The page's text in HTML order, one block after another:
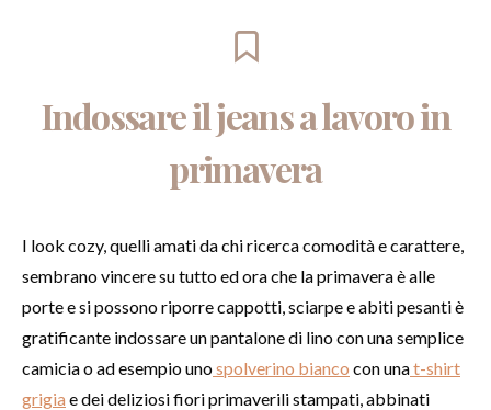
Indossare il jeans a lavoro in
primavera
I look cozy, quelli amati da chi ricerca comodità e carattere,
sembrano vincere su tutto ed ora che la primavera è alle
porte e si possono riporre cappotti, sciarpe e abiti pesanti è
gratificante indossare un pantalone di lino con una semplice
camicia o ad esempio unospolverino bianco con unat-shirt
grigia e dei deliziosi fiori primaverili stampati, abbinati